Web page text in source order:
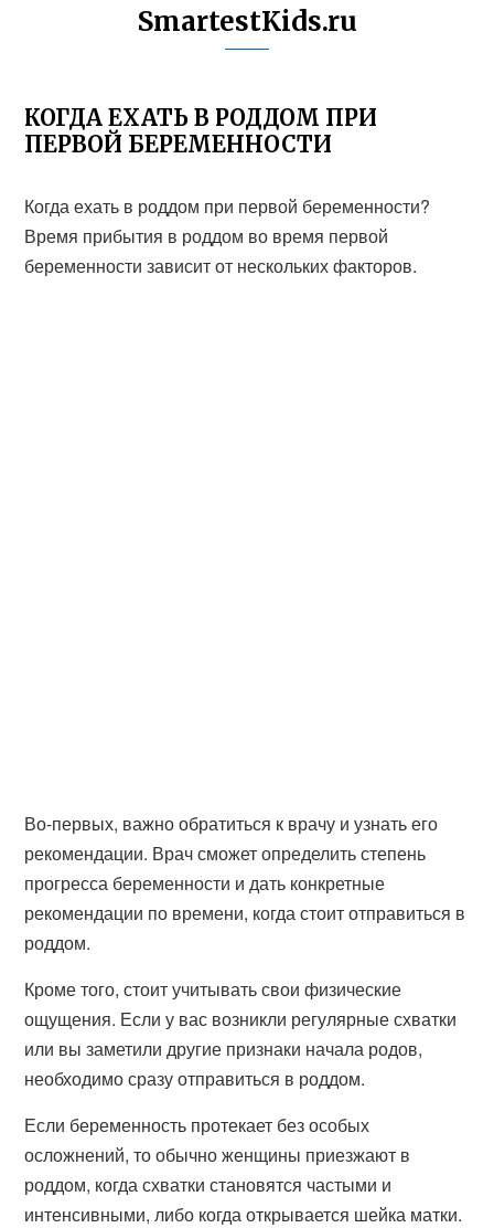
SmartestKids.ru
КОГДА ЕХАТЬ В РОДДОМ ПРИ
ПЕРВОЙ БЕРЕМЕННОСТИ
Когда ехать в роддом при первой беременности?
Время прибытия в роддом во время первой
беременности зависит от нескольких факторов.
Во-первых, важно обратиться к врачу и узнать его
рекомендации. Врач сможет определить степень
прогресса беременности и дать конкретные
рекомендации по времени, когда стоит отправиться в
роддом.
Кроме того, стоит учитывать свои физические
ощущения. Если у вас возникли регулярные схватки
или вы заметили другие признаки начала родов,
необходимо сразу отправиться в роддом.
Если беременность протекает без особых
осложнений, то обычно женщины приезжают в
роддом, когда схватки становятся частыми и
интенсивными, либо когда открывается шейка матки.